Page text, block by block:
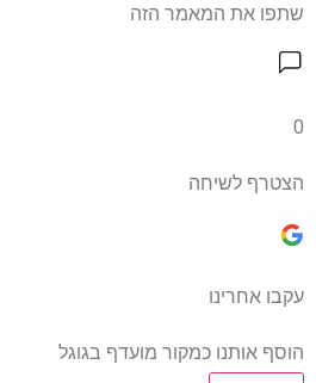
שתפו את המאמר הזה
0
הצטרף לשיחה
עקבו אחרינו
הוסף אותנו כמקור מועדף בגוגל